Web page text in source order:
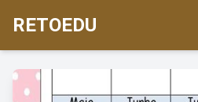
RETOEDU